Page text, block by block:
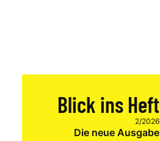
Blick ins Heft
2/2026
Die neue Ausgabe